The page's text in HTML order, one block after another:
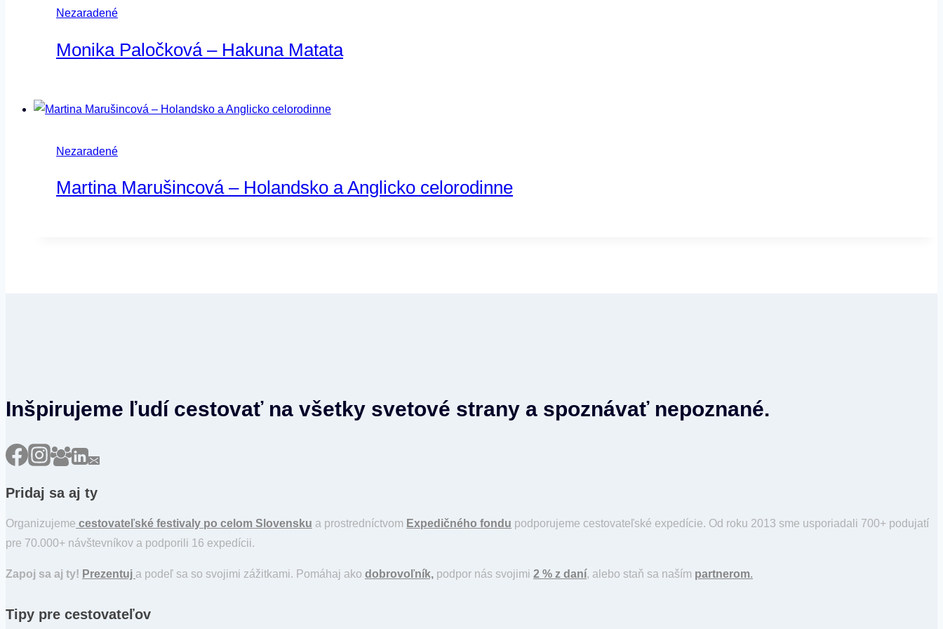
Nezaradené
Monika Paločková – Hakuna Matata
Nezaradené
Martina Marušincová – Holandsko a Anglicko celorodinne
Inšpirujeme ľudí cestovať na všetky svetové strany a spoznávať nepoznané.
Pridaj sa aj ty
Organizujeme cestovateľské festivaly po celom Slovensku a prostredníctvom Expedičného fondu podporujeme cestovateľské expedície. Od roku 2013 sme usporiadali 700+ podujatí
pre 70.000+ návštevníkov a podporili 16 expedícii.
Zapoj sa aj ty! Prezentuj a podeľ sa so svojimi zážitkami. Pomáhaj ako dobrovoľník, podpor nás svojimi 2 % z daní, alebo staň sa naším partnerom.
Tipy pre cestovateľov